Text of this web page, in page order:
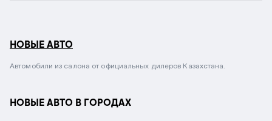
НОВЫЕ АВТО
Автомобили из салона от официальных дилеров Казахстана.
НОВЫЕ АВТО В ГОРОДАХ